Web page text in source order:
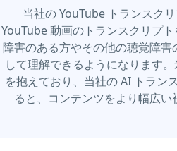
当社の YouTube トランスク
YouTube 動画のトランスクリプ
障害のある方やその他の聴覚障
して理解できるようになります
を抱えており、当社の AI トラン
ると、コンテンツをより幅広い